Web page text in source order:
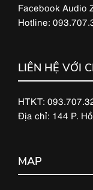
Facebook Audio
Hotline:
LIÊN HỆ VỚI
HTKT:
Địa chỉ: 144 P.
MAP